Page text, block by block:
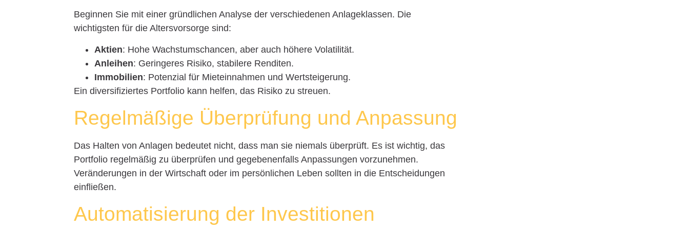
Beginnen Sie mit einer gründlichen Analyse der verschiedenen Anlageklassen. Die
wichtigsten für die Altersvorsorge sind:
Aktien: Hohe Wachstumschancen, aber auch höhere Volatilität.
Anleihen: Geringeres Risiko, stabilere Renditen.
Immobilien: Potenzial für Mieteinnahmen und Wertsteigerung.
Ein diversifiziertes Portfolio kann helfen, das Risiko zu streuen.
Regelmäßige Überprüfung und Anpassung
Das Halten von Anlagen bedeutet nicht, dass man sie niemals überprüft. Es ist wichtig, das
Portfolio regelmäßig zu überprüfen und gegebenenfalls Anpassungen vorzunehmen.
Veränderungen in der Wirtschaft oder im persönlichen Leben sollten in die Entscheidungen
einfließen.
Automatisierung der Investitionen